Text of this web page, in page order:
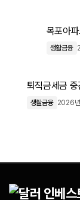
목포아
생활금융
퇴직금세금
생활금융 2026